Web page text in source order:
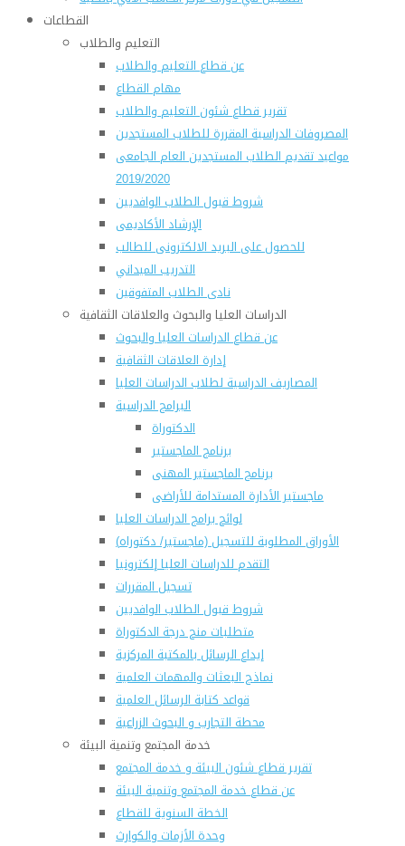
القطاعات
التعليم والطلاب
عن قطاع التعليم والطلاب
مهام القطاع
تقرير قطاع شئون التعليم والطلاب
المصروفات الدراسية المقررة للطلاب المستجدين
مواعيد تقديم الطلاب المستجدين العام الجامعى
2019/2020
شروط قبول الطلاب الوافديين
الإرشاد الأكاديمى
للحصول على البريد الالكترونى للطالب
التدريب الميداني
نادى الطلاب المتفوقين
الدراسات العليا والبحوث والعلاقات الثقافية
عن قطاع الدراسات العليا والبحوث
إدارة العلاقات الثقافية
المصاريف الدراسية لطلاب الدراسات العليا
البرامج الدراسية
الدكتوراة
برنامج الماجستير
برنامج الماجستير المهنى
ماجستير الأدارة المستدامة للأراضى
لوائح برامج الدراسات العليا
(الأوراق المطلوبة للتسجيل (ماجستير/ دكتوراه
التقدم للدراسات العليا إلكترونيا
تسجيل المقررات
شروط قبول الطلاب الوافديين
متطلبات منح درجة الدكتوراة
إيداع الرسائل بالمكتبة المركزية
نماذج البعثات والمهمات العلمية
قواعد كتابة الرسائل العلمية
محطة التجارب و البحوث الزراعية
خدمة المجتمع وتنمية البيئة
تقرير قطاع شئون البيئة و خدمة المجتمع
عن قطاع خدمة المجتمع وتنمية البيئة
الخطة السنوية للقطاع
وحدة الأزمات والكوارث